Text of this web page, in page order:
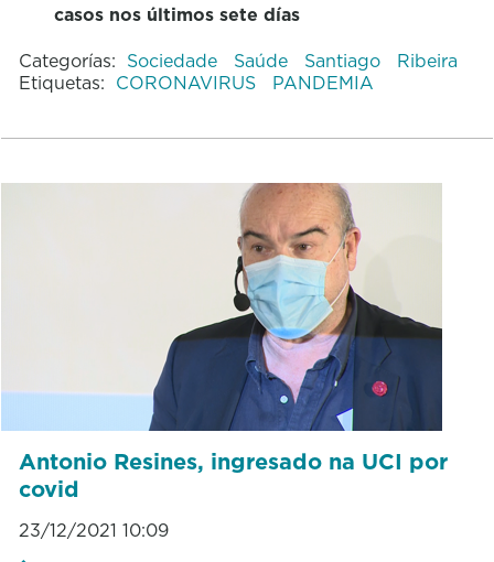
casos nos últimos sete días
Categorías: Sociedade Saúde Santiago
Ribeira
Etiquetas: CORONAVIRUS PANDEMIA
Antonio Resines, ingresado na UCI por
covid
23/12/2021 10:09